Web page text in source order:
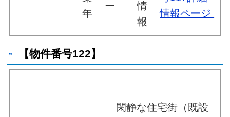
年
ー
情
報
情報ページ
【物件番号122】
閑静な住宅街（既設